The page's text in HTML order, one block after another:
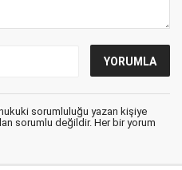
sorumluluğu yazan kişiye
sorumlu değildir. Her bir yorum